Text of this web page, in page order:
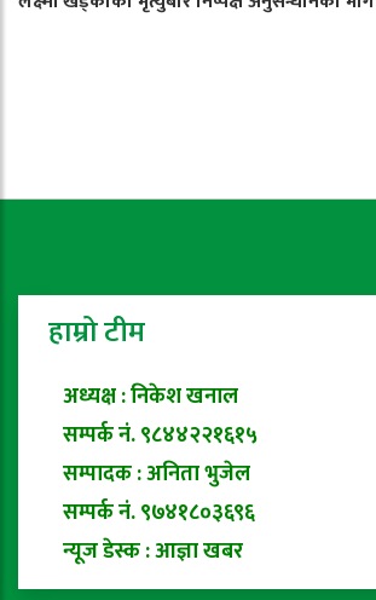
हाम्रो टीम
अध्यक्ष : निकेश खनाल
सम्पर्क नं. ९८४४२२१६१५
सम्पादक : अनिता भुजेल
सम्पर्क नं. ९७४१८०३६९६
न्यूज डेस्क : आज्ञा खबर